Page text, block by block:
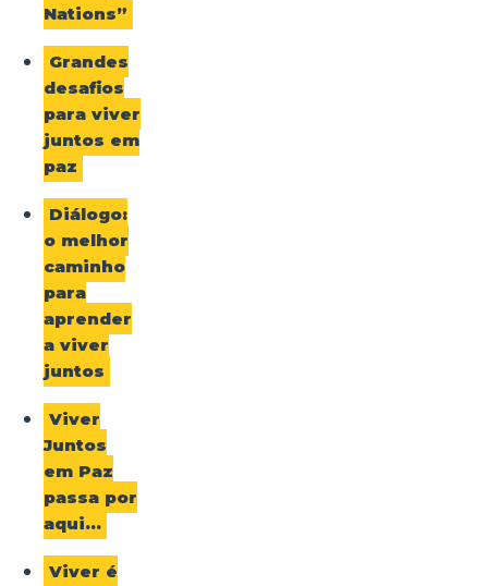
Nations”
Grandes
desafios
para viver
juntos em
paz
Diálogo:
o melhor
caminho
para
aprender
a viver
juntos
Viver
Juntos
em Paz
passa por
aqui…
Viver é